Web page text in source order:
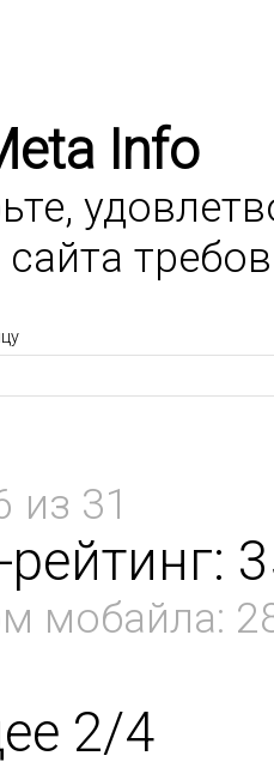
Info
сайта
из 31
мобайла:
2/4